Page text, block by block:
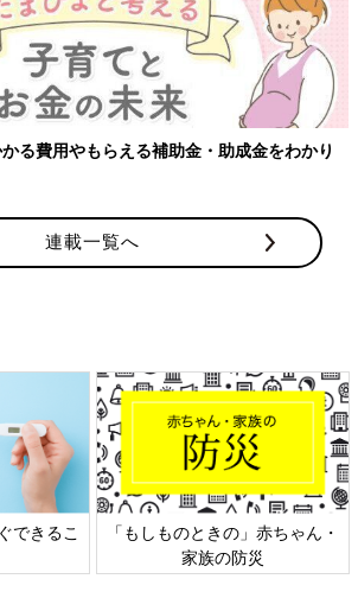
常を考慮して買い替えた、という声も多く
洗濯機 6.2％
ともに、買い替え理由でもっとも多かった
る費用やもらえる補助金・助成金をわかり
連載一覧へ
できるこ
「もしものときの」赤ちゃん・
家族の防災